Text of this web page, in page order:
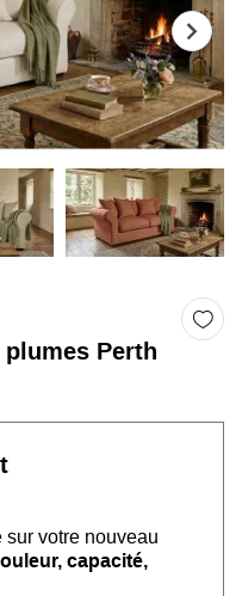
Perth
sur votre nouveau
capacité,